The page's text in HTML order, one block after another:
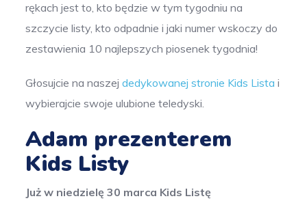
rękach jest to, kto będzie w tym tygodniu na
szczycie listy, kto odpadnie i jaki numer wskoczy do
zestawienia 10 najlepszych piosenek tygodnia!
Głosujcie na naszejdedykowanej stronie Kids Listai
wybierajcie swoje ulubione teledyski.
Adam prezenterem
Kids Listy
Już w niedzielę 30 marca Kids Listę